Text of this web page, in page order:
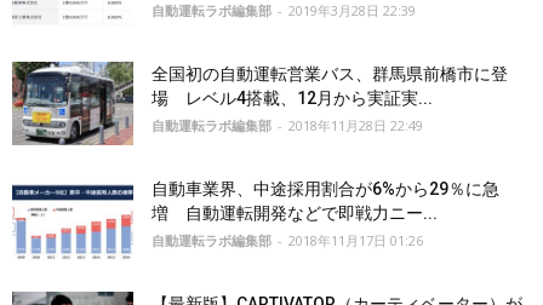
自動運転ラボ編集部 - 2019年3月28日 22:39
全国初の自動運転営業バス、群馬県前橋市に登
場 レベル4搭載、12月から実証実...
自動運転ラボ編集部 - 2018年11月28日 22:49
自動車業界、中途採用割合が6%から29％に急
増 自動運転開発などで即戦力ニー...
自動運転ラボ編集部 - 2018年11月17日 01:26